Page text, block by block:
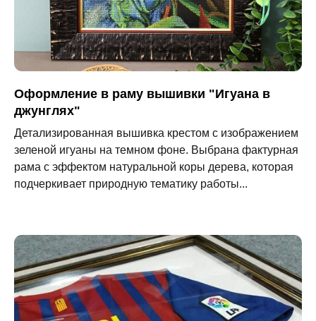
Оформление в раму вышивки "Игуана в
джунглях"
Детализированная вышивка крестом с изображением
зеленой игуаны на темном фоне. Выбрана фактурная
рама с эффектом натуральной коры дерева, которая
подчеркивает природную тематику работы...